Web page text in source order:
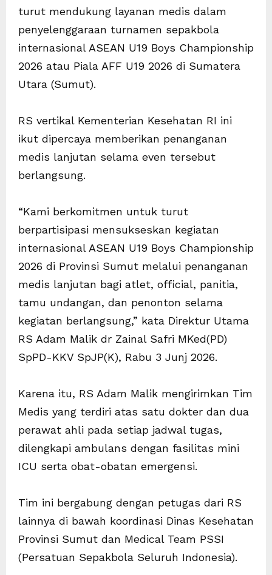
turut mendukung layanan medis dalam
penyelenggaraan turnamen sepakbola
internasional ASEAN U19 Boys Championship
2026 atau Piala AFF U19 2026 di Sumatera
Utara (Sumut).
RS vertikal Kementerian Kesehatan RI ini
ikut dipercaya memberikan penanganan
medis lanjutan selama even tersebut
berlangsung.
“Kami berkomitmen untuk turut
berpartisipasi mensukseskan kegiatan
internasional ASEAN U19 Boys Championship
2026 di Provinsi Sumut melalui penanganan
medis lanjutan bagi atlet, official, panitia,
tamu undangan, dan penonton selama
kegiatan berlangsung,” kata Direktur Utama
RS Adam Malik dr Zainal Safri MKed(PD)
SpPD-KKV SpJP(K), Rabu 3 Junj 2026.
Karena itu, RS Adam Malik mengirimkan Tim
Medis yang terdiri atas satu dokter dan dua
perawat ahli pada setiap jadwal tugas,
dilengkapi ambulans dengan fasilitas mini
ICU serta obat-obatan emergensi.
Tim ini bergabung dengan petugas dari RS
lainnya di bawah koordinasi Dinas Kesehatan
Provinsi Sumut dan Medical Team PSSI
(Persatuan Sepakbola Seluruh Indonesia).